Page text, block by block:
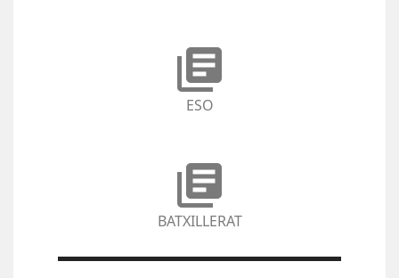
library_books
ESO
library_books
BATXILLERAT